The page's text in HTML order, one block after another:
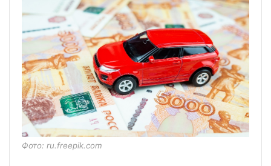
Фото: ru.freepik.com